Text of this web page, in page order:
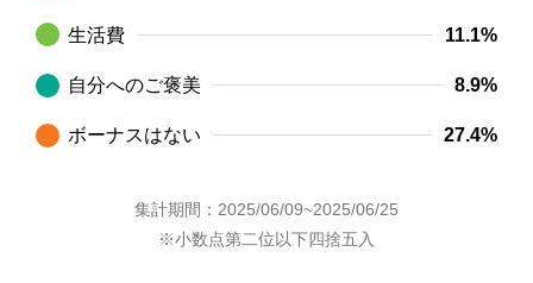
生活費 11.1%
自分へのご褒美 8.9%
ボーナスはない 27.4%
集計期間：2025/06/09~2025/06/25
※小数点第二位以下四捨五入